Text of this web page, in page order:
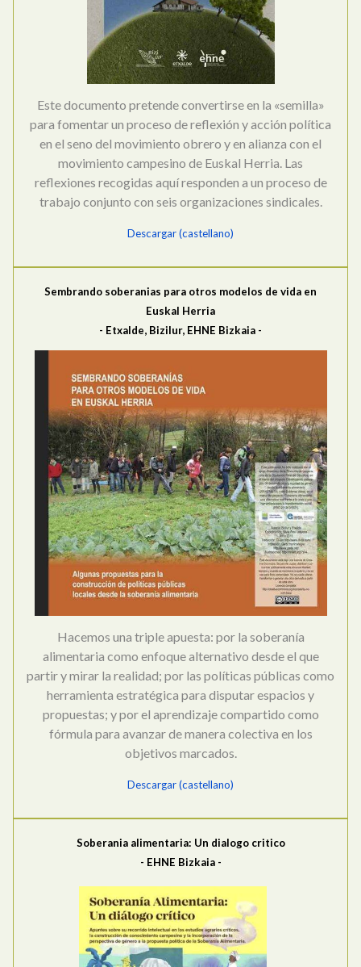
Este documento pretende convertirse en la «semilla»
para fomentar un proceso de reflexión y acción política
en el seno del movimiento obrero y en alianza con el
movimiento campesino de Euskal Herria. Las
reflexiones recogidas aquí responden a un proceso de
trabajo conjunto con seis organizaciones sindicales.
Descargar (castellano)
Sembrando soberanias para otros modelos de vida en
Euskal Herria
- Etxalde, Bizilur, EHNE Bizkaia -
Hacemos una triple apuesta: por la soberanía
alimentaria como enfoque alternativo desde el que
partir y mirar la realidad; por las políticas públicas como
herramienta estratégica para disputar espacios y
propuestas; y por el aprendizaje compartido como
fórmula para avanzar de manera colectiva en los
objetivos marcados.
Descargar (castellano)
Soberania alimentaria: Un dialogo critico
- EHNE Bizkaia -